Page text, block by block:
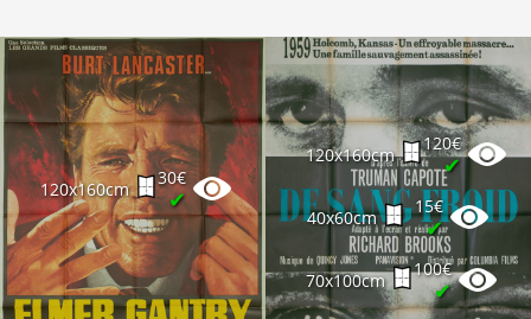
120x160cm
30€
✔
120x160cm
120€
✔
40x60cm
15€
✔
70x100cm
100€
✔